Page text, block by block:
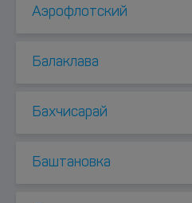
Аэрофлотский
Балаклава
Бахчисарай
Баштановка